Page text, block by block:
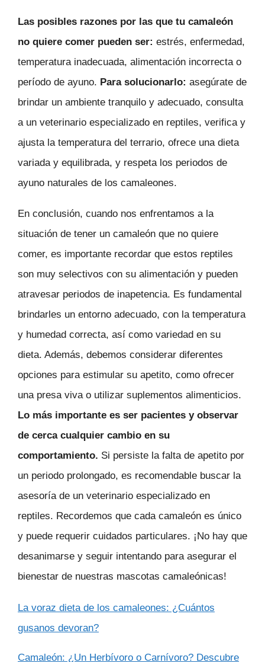
Las posibles razones por las que tu camaleón
no quiere comer pueden ser: estrés, enfermedad,
temperatura inadecuada, alimentación incorrecta o
período de ayuno. Para solucionarlo: asegúrate de
brindar un ambiente tranquilo y adecuado, consulta
a un veterinario especializado en reptiles, verifica y
ajusta la temperatura del terrario, ofrece una dieta
variada y equilibrada, y respeta los periodos de
ayuno naturales de los camaleones.
En conclusión, cuando nos enfrentamos a la
situación de tener un camaleón que no quiere
comer, es importante recordar que estos reptiles
son muy selectivos con su alimentación y pueden
atravesar periodos de inapetencia. Es fundamental
brindarles un entorno adecuado, con la temperatura
y humedad correcta, así como variedad en su
dieta. Además, debemos considerar diferentes
opciones para estimular su apetito, como ofrecer
una presa viva o utilizar suplementos alimenticios.
Lo más importante es ser pacientes y observar
de cerca cualquier cambio en su
comportamiento. Si persiste la falta de apetito por
un periodo prolongado, es recomendable buscar la
asesoría de un veterinario especializado en
reptiles. Recordemos que cada camaleón es único
y puede requerir cuidados particulares. ¡No hay que
desanimarse y seguir intentando para asegurar el
bienestar de nuestras mascotas camaleónicas!
La voraz dieta de los camaleones: ¿Cuántos
gusanos devoran?
Camaleón: ¿Un Herbívoro o Carnívoro? Descubre